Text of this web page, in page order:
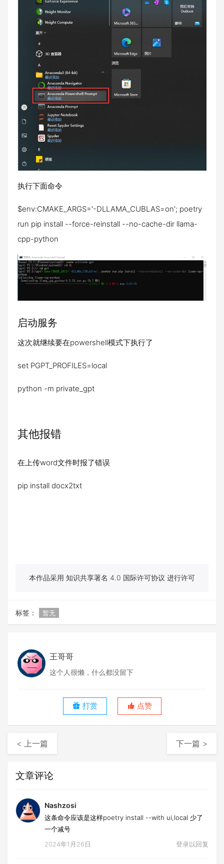
执行下面命令
$env:CMAKE_ARGS='-DLLAMA_CUBLAS=on'; poetry
run pip install --force-reinstall --no-cache-dir llama-
cpp-python
启动服务
这次就继续要在powershell模式下执行了
set PGPT_PROFILES=local
python -m private_gpt
其他报错
在上传word文件时报了错误
pip install docx2txt
本作品采用 知识共享署名 4.0 国际许可协议 进行许可
标签： 暂无
王哥哥
这个人很懒，什么都没留下
打赏 点赞
< 上一篇 下一篇 >
文章评论
Nashzosi
这条命令应该是这样poetry install --with ui,local 少了
一个减号
2024年1月26日 登录以回复